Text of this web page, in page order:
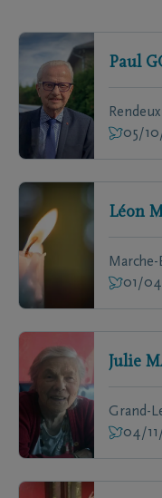
Paul
05/
Léon
01/
Julie
Grand-
04/